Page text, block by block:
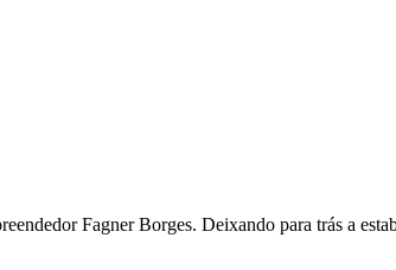
Fagner Borges. Deixando para trás a